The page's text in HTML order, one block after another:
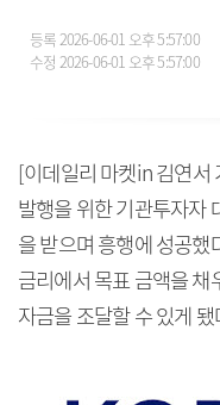
등록2026-06-01 오후 5:57:00
수정 2026-06-01 오후 5:57:00
[이데일리 마켓in 김연서
발행을 위한 기관투자자
을 받으며 흥행에 성공했
금리에서 목표 금액을
자금을 조달할 수 있게 됐